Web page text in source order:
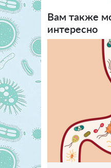
Вам также
интересно